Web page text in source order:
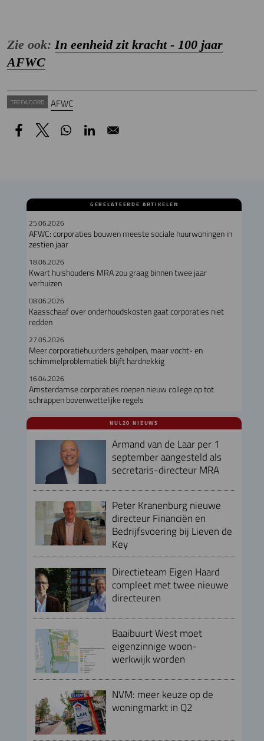
Zie ook: In eenheid zit kracht - 100 jaar
AFWC
TREFWOORD AFWC
GERELATEERDE ARTIKELEN
25.06.2026
AFWC: corporaties bouwen meeste sociale huurwoningen in
zestien jaar
18.06.2026
Kwart huishoudens MRA zou graag binnen twee jaar
verhuizen
08.06.2026
Kaasschaaf over onderhoudskosten gaat corporaties niet
redden
27.05.2026
Meer corporatiehuurders geholpen, maar vocht- en
schimmelproblematiek blijft hardnekkig
16.04.2026
Amsterdamse corporaties roepen nieuw college op tot
schrappen bovenwettelijke regels
NUL20 NIEUWS
Armand van de Laar per 1
september aangesteld als
secretaris-directeur MRA
Peter Kranenburg nieuwe
directeur Financiën en
Bedrijfsvoering bij Lieven de
Key
Directieteam Eigen Haard
compleet met twee nieuwe
directeuren
Baaibuurt West moet
eigenzinnige woon-
werkwijk worden
NVM: meer keuze op de
woningmarkt in Q2